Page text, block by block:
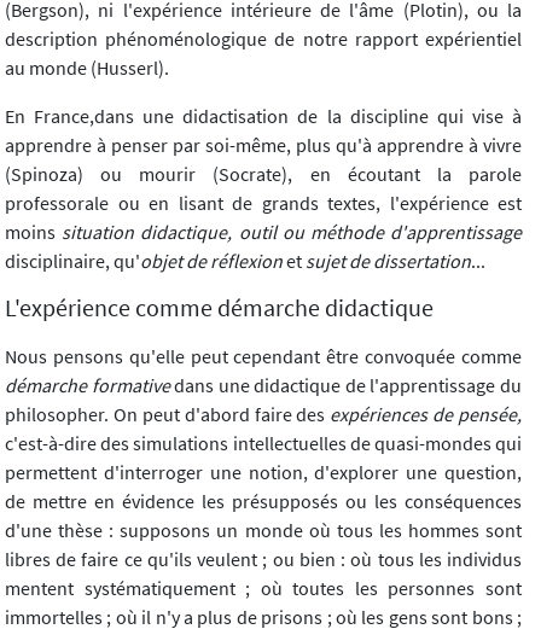
(Bergson), ni l'expérience intérieure de l'âme (Plotin), ou la
description phénoménologique de notre rapport expérientiel
au monde (Husserl).
En France,dans une didactisation de la discipline qui vise à
apprendre à penser par soi-même, plus qu'à apprendre à vivre
(Spinoza) ou mourir (Socrate), en écoutant la parole
professorale ou en lisant de grands textes, l'expérience est
moins situation didactique, outil ou méthode d'apprentissage
disciplinaire, qu'objet de réflexionet sujet de dissertation...
L'expérience comme démarche didactique
Nous pensons qu'elle peut cependant être convoquée comme
démarche formativedans une didactique de l'apprentissage du
philosopher. On peut d'abord faire des expériences de pensée,
c'est-à-dire des simulations intellectuelles de quasi-mondes qui
permettent d'interroger une notion, d'explorer une question,
de mettre en évidence les présupposés ou les conséquences
d'une thèse : supposons un monde où tous les hommes sont
libres de faire ce qu'ils veulent ; ou bien : où tous les individus
mentent systématiquement ; où toutes les personnes sont
immortelles ; où il n'y a plus de prisons ; où les gens sont bons ;